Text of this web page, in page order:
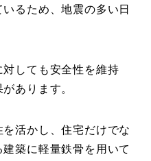
るため、地震の多い日
しても安全性を維持
あります。
活かし、住宅だけでな
築に軽量鉄骨を用いて